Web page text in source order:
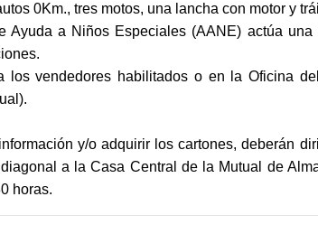
0Km., tres motos, una lancha con motor y
Ayuda a Niños Especiales (AANE) actúa
los vendedores habilitados o en la Oficina
y/o adquirir los cartones, deberán
a la Casa Central de la Mutual de
horas.